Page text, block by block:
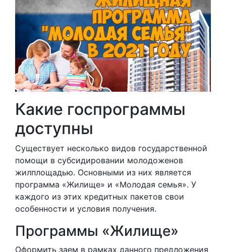
Какие госпрограммы
доступны
Существует несколько видов государственной
помощи в субсидировании молодоженов
жилплощадью. Основными из них является
программа «Жилище» и «Молодая семья». У
каждого из этих кредитных пакетов свои
особенности и условия получения.
Программы «Жилище»
Оформить заем в рамках данного предложения